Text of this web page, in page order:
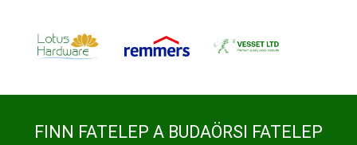
FINN FATELEP A BUDAÖRSI FATELEP